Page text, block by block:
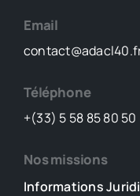
Email
Téléphone
+(33) 5 58 85 80 50
Nos missions
Informations